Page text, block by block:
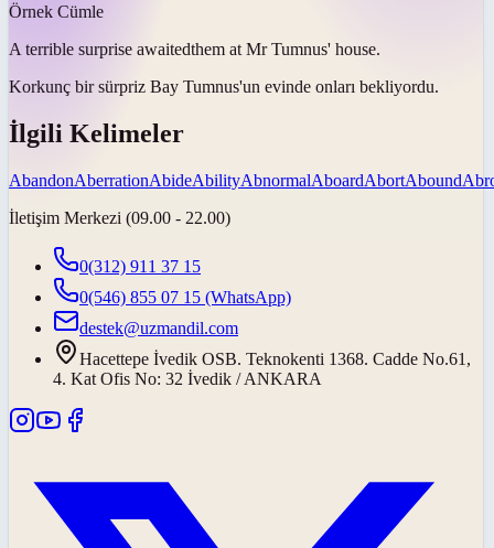
Örnek Cümle
A terrible surprise awaitedthem at Mr Tumnus' house.
Korkunç bir sürpriz Bay Tumnus'un evinde onları bekliyordu.
İlgili Kelimeler
AbandonAberrationAbideAbilityAbnormalAboardAbortAbound
İletişim Merkezi (09.00 - 22.00)
0(312) 911 37 15
0(546) 855 07 15 (WhatsApp)
destek@uzmandil.com
Hacettepe İvedik OSB. Teknokenti 1368. Cadde No.61,
4. Kat Ofis No: 32 İvedik / ANKARA